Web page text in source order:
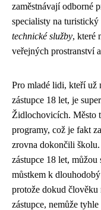
zaměstnávají odborné
specialisty na turistický
technické služby, které
veřejných prostranství
Pro mladé lidi, kteří už
zástupce 18 let, je
Židlochovicích. Město
programy, což je fakt
zrovna dokončili
zástupce 18 let,
můstkem k
protože dokud člověku
zástupce, nemůže